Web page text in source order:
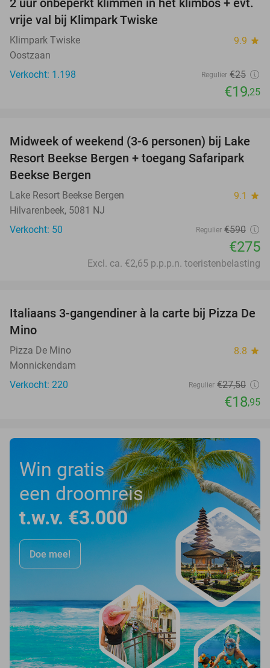
23%
vrije val bij Klimpark Twiske
Klimpark Twiske 9.9 star
Oostzaan
Verkocht: 1.198
Regulier €25
€19,25
53%
Midweek of weekend (3-6 personen) bij Lake
Resort Beekse Bergen + toegang Safaripark
Beekse Bergen
Lake Resort Beekse Bergen 9.1 star
Hilvarenbeek, 5081 NJ
Verkocht: 50
Regulier €590
€275
Excl. ca. €2,65 p.p.p.n. toeristenbelasting
31%
Italiaans 3-gangendiner à la carte bij Pizza De
Mino
Pizza De Mino 8.8 star
Monnickendam
Verkocht: 220
Regulier €27,50
€18,95
Win gratis
een droomreis
t.w.v. €3.000
Doe mee!